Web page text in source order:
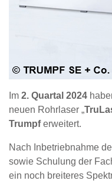
Im 2. Quartal 2024
neuen Rohrlaser „
Trumpferweitert.
Nach Inbetriebnahme
sowie Schulung der
ein noch breiteres